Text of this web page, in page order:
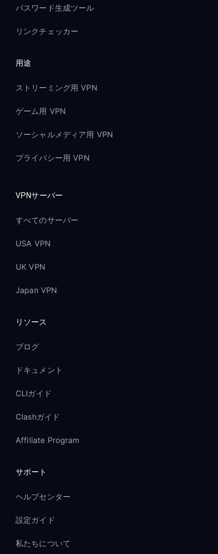
パスワード生成ツール
リンクチェッカー
用途
ストリーミング用 VPN
ゲーム用 VPN
ソーシャルメディア用 VPN
プライバシー用 VPN
VPNサーバー
すべてのサーバー
USA VPN
UK VPN
Japan VPN
リソース
ブログ
ドキュメント
CLIガイド
Clashガイド
Affiliate Program
サポート
ヘルプセンター
設定ガイド
私たちについて